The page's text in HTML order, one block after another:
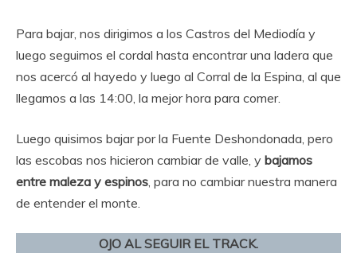
Para bajar, nos dirigimos a los Castros del Mediodía y
luego seguimos el cordal hasta encontrar una ladera que
nos acercó al hayedo y luego al Corral de la Espina, al que
llegamos a las 14:00, la mejor hora para comer.
Luego quisimos bajar por la Fuente Deshondonada, pero
las escobas nos hicieron cambiar de valle, y bajamos
entre maleza y espinos , para no cambiar nuestra manera
de entender el monte.
OJO AL SEGUIR EL TRACK.